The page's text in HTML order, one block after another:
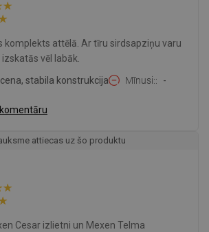
komplekts attēlā. Ar tīru sirdsapziņu varu
vēl labāk.
stabila konstrukcija Mīnusi: -
attiecas uz šo produktu
Cesar izlietni un Mexen Telma